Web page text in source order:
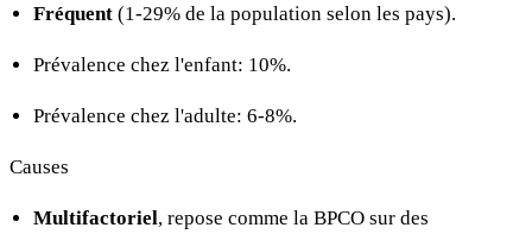
Fréquent (1-29% de la population selon les pays).
Prévalence chez l'enfant: 10%.
Prévalence chez l'adulte: 6-8%.
Causes
Multifactoriel, repose comme la BPCO sur des